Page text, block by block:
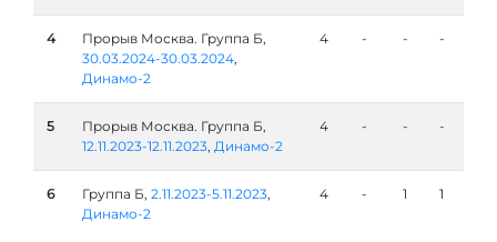
4
Прорыв Москва. Группа Б,
30.03.2024-30.03.2024,
Динамо-2
4 - - -
5
Прорыв Москва. Группа Б,
12.11.2023-12.11.2023, Динамо-2
4 - - -
6 Группа Б, 2.11.2023-5.11.2023,
Динамо-2
4 - 1 1